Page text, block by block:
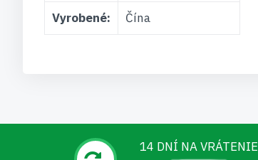
Vyrobené: Čína
14 DNÍ NA VRÁTENIE